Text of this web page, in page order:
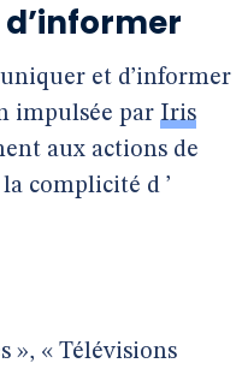
et d’informer
impulsée par Iris
aux actions de
complicité d ’
», « Télévisions